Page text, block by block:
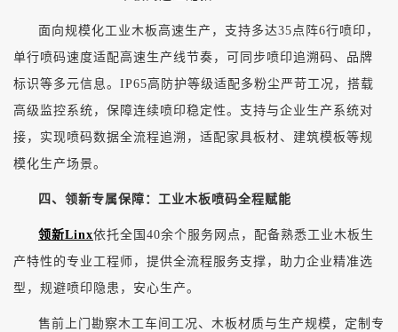
面向规模化工业木板高速生产，支持多达35点阵6行喷印，
单行喷码速度适配高速生产线节奏，可同步喷印追溯码、品牌
标识等多元信息。IP65高防护等级适配多粉尘严苛工况，搭载
高级监控系统，保障连续喷印稳定性。支持与企业生产系统对
接，实现喷码数据全流程追溯，适配家具板材、建筑模板等规
模化生产场景。
四、领新专属保障：工业木板喷码全程赋能
领新Linx依托全国40余个服务网点，配备熟悉工业木板生
产特性的专业工程师，提供全流程服务支撑，助力企业精准选
型，规避喷印隐患，安心生产。
售前上门勘察木工车间工况、木板材质与生产规模，定制专